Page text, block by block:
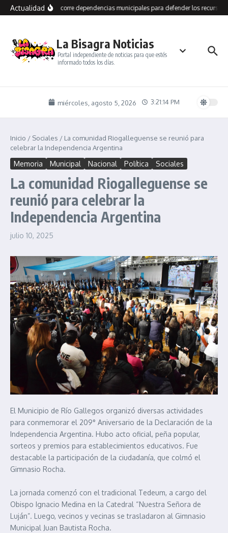
Saltar al contenido
ActualidadGrasso recorre dependencias municipales para defender los recursos
La Bisagra Noticias
Portal independiente de noticias para que estés
informado todos los días.
miércoles, agosto 5, 2026 3:21:15 PM
Inicio / Sociales / La comunidad Riogalleguense se reunió para
celebrar la Independencia Argentina
Memoria Municipal Nacional Política Sociales
La comunidad Riogalleguense se
reunió para celebrar la
Independencia Argentina
julio 10, 2025
El Municipio de Río Gallegos organizó diversas actividades
para conmemorar el 209° Aniversario de la Declaración de la
Independencia Argentina. Hubo acto oficial, peña popular,
sorteos y premios para establecimientos educativos. Fue
destacable la participación de la ciudadanía, que colmó el
Gimnasio Rocha.
La jornada comenzó con el tradicional Tedeum, a cargo del
Obispo Ignacio Medina en la Catedral “Nuestra Señora de
Luján”. Luego, vecinos y vecinas se trasladaron al Gimnasio
Municipal Juan Bautista Rocha.